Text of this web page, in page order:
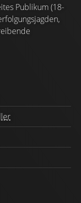
Publikum (18-